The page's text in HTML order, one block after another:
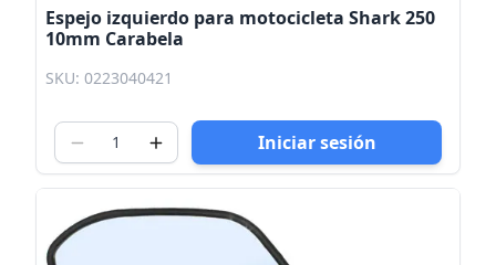
Espejo izquierdo para motocicleta Shark 250
10mm Carabela
SKU: 0223040421
Iniciar sesión